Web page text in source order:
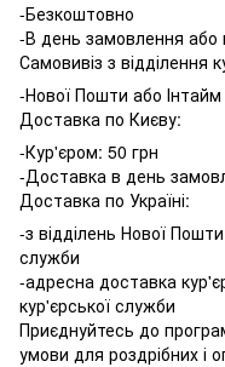
-Безкоштовно
-В день замовлення або
Самовивіз з відділення
-Нової Пошти або Інтайм
Доставка по Києву:
-Кур'єром: 50 грн
-Доставка в день
Доставка по Україні:
-з відділень Нової
служби
-адресна доставка
кур'єрської служби
Приєднуйтесь до
умови для роздрібних і